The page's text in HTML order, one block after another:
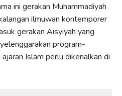
ini gerakan Muhammadiyah
ilmuwan kontemporer
gerakan Aisyiyah yang
program-
Islam perlu dikenalkan di